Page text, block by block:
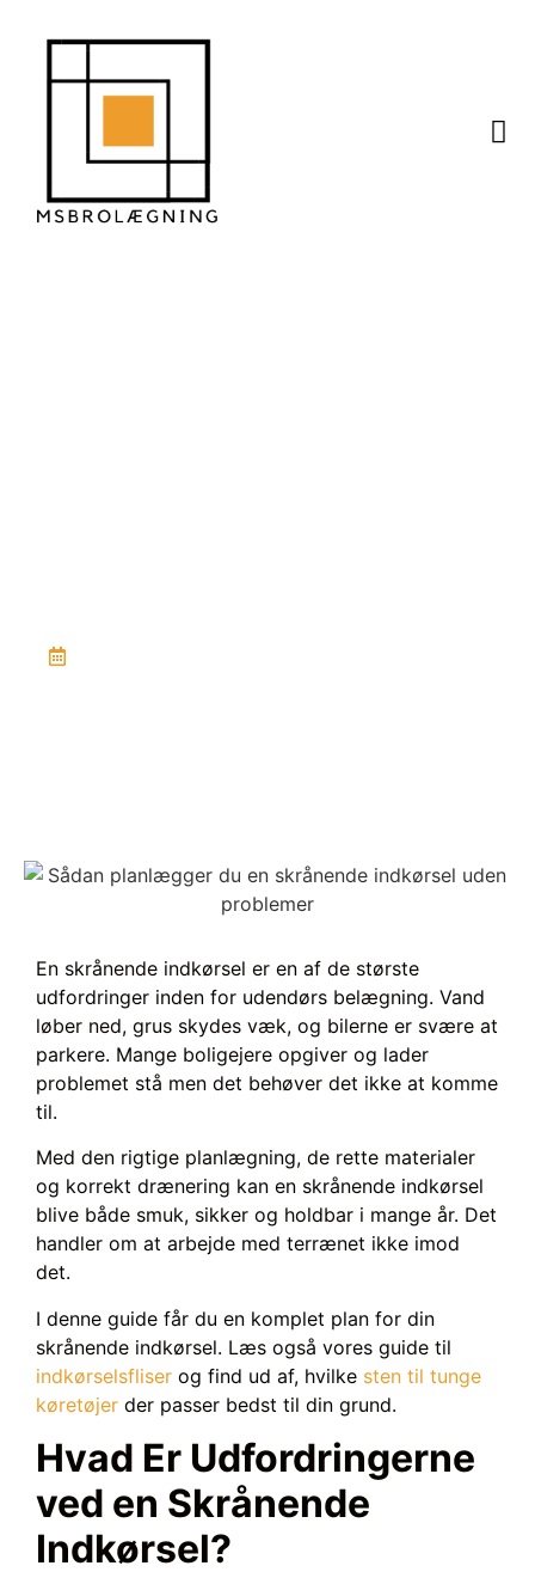
En skrånende indkørsel er en af de største
udfordringer inden for udendørs belægning. Vand
løber ned, grus skydes væk, og bilerne er svære at
parkere. Mange boligejere opgiver og lader
problemet stå men det behøver det ikke at komme
til.
Med den rigtige planlægning, de rette materialer
og korrekt drænering kan en skrånende indkørsel
blive både smuk, sikker og holdbar i mange år. Det
handler om at arbejde med terrænet ikke imod
det.
I denne guide får du en komplet plan for din
skrånende indkørsel. Læs også vores guide til
indkørselsfliser og find ud af, hvilke sten til tunge
køretøjer der passer bedst til din grund.
Hvad Er Udfordringerne
ved en Skrånende
Indkørsel?